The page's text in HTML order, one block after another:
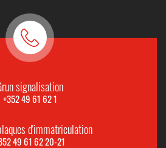
signalisation
+352 49 61 62 1
d'immatriculation
49 61 62 20-21